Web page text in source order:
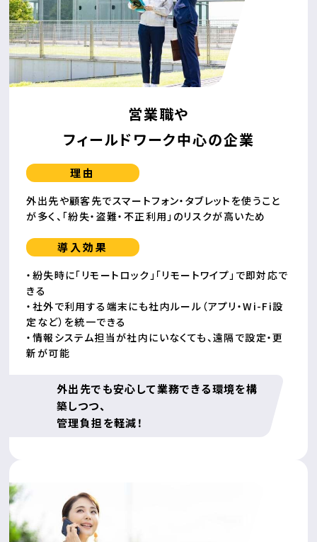
営業職や
フィールドワーク中心の企業
理由
外出先や顧客先でスマートフォン・タブレットを使うこと
が多く、 「紛失・盗難・不正利用」のリスクが高いため
導入効果
・紛失時に「リモートロック」「リモートワイプ」で即対応で
きる
・社外で利用する端末にも社内ルール（アプリ・Wi-Fi設
定など）を統一できる
・情報システム担当が社内にいなくても、遠隔で設定・更
新が可能
外出先でも安心して業務できる環境を構
築しつつ、
管理負担を軽減！